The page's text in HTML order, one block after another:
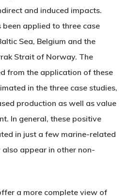
and induced impacts.
applied to three case
Sea, Belgium and the
Strait of Norway. The
from the application of these
in the three case studies,
production as well as value
In general, these positive
in just a few marine-related
appear in other non-
a more complete view of